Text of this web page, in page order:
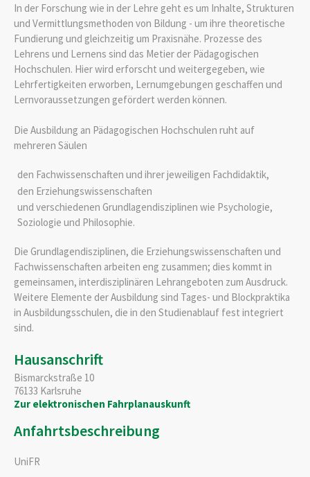
In der Forschung wie in der Lehre geht es um Inhalte, Strukturen
und Vermittlungsmethoden von Bildung - um ihre theoretische
Fundierung und gleichzeitig um Praxisnähe. Prozesse des
Lehrens und Lernens sind das Metier der Pädagogischen
Hochschulen. Hier wird erforscht und weitergegeben, wie
Lehrfertigkeiten erworben, Lernumgebungen geschaffen und
Lernvoraussetzungen gefördert werden können.
Die Ausbildung an Pädagogischen Hochschulen ruht auf
mehreren Säulen
den Fachwissenschaften und ihrer jeweiligen Fachdidaktik,
den Erziehungswissenschaften
und verschiedenen Grundlagendisziplinen wie Psychologie,
Soziologie und Philosophie.
Die Grundlagendisziplinen, die Erziehungswissenschaften und
Fachwissenschaften arbeiten eng zusammen; dies kommt in
gemeinsamen, interdisziplinären Lehrangeboten zum Ausdruck.
Weitere Elemente der Ausbildung sind Tages- und Blockpraktika
in Ausbildungsschulen, die in den Studienablauf fest integriert
sind.
Hausanschrift
Bismarckstraße 10
76133 Karlsruhe
Zur elektronischen Fahrplanauskunft
Anfahrtsbeschreibung
UniFR